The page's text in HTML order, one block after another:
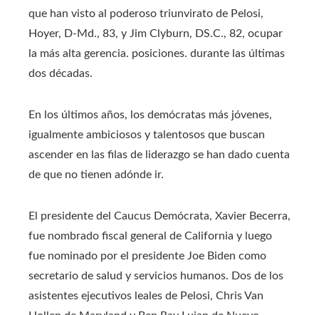
que han visto al poderoso triunvirato de Pelosi,
Hoyer, D-Md., 83, y Jim Clyburn, DS.C., 82, ocupar
la más alta gerencia. posiciones. durante las últimas
dos décadas.
En los últimos años, los demócratas más jóvenes,
igualmente ambiciosos y talentosos que buscan
ascender en las filas de liderazgo se han dado cuenta
de que no tienen adónde ir.
El presidente del Caucus Demócrata, Xavier Becerra,
fue nombrado fiscal general de California y luego
fue nominado por el presidente Joe Biden como
secretario de salud y servicios humanos. Dos de los
asistentes ejecutivos leales de Pelosi, Chris Van